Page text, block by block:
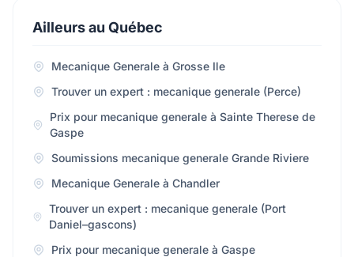
Ailleurs au Québec
Mecanique Generale à Grosse Ile
Trouver un expert : mecanique generale (Perce)
Prix pour mecanique generale à Sainte Therese de
Gaspe
Soumissions mecanique generale Grande Riviere
Mecanique Generale à Chandler
Trouver un expert : mecanique generale (Port
Daniel–gascons)
Prix pour mecanique generale à Gaspe